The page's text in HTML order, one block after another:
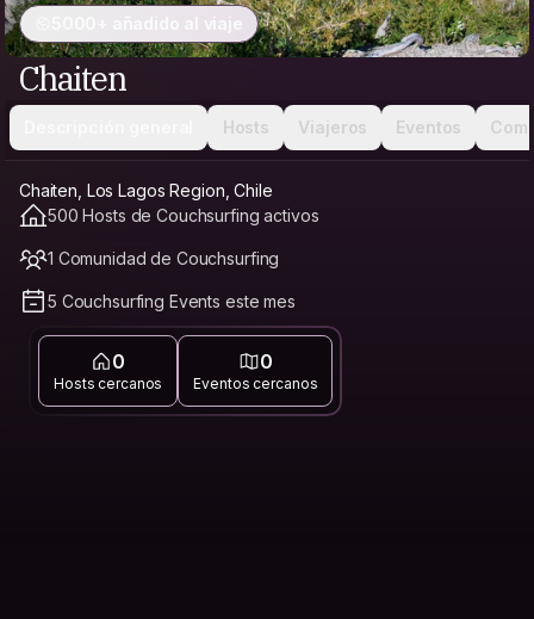
5000+ añadido al viaje
Chaiten
Hosts Viajeros Eventos
Chaiten, Los Lagos Region, Chile
500 Hosts de Couchsurfing activos
1 Comunidad de Couchsurfing
5 Couchsurfing Events este mes
0
Hosts cercanos
0
Eventos cercanos